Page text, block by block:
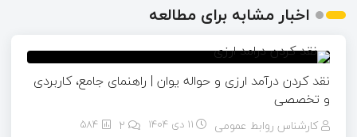
اخبار مشابه برای مطالعه
نقد کردن درآمد ارزی و حواله یوان | راهنمای جامع، کاربردی
و تخصصی
کارشناس روابط عمومی 11 دی 1404 584